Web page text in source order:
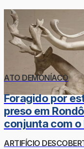
ATO DEMONÍACO
Foragido por
preso em
conjunta com o
ARTIFÍCIO